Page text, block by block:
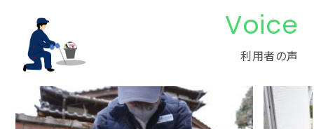
Voice
利用者の声